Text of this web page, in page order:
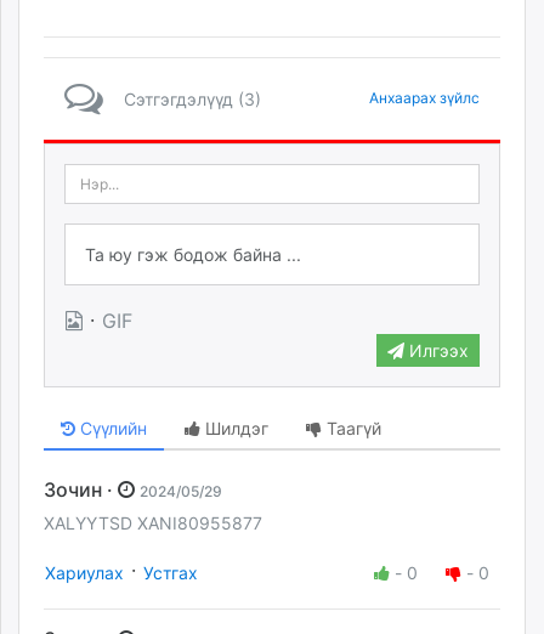
Сэтгэгдэлүүд (3) Анхаарах зүйлс
· GIF
Илгээх
Сүүлийн Шилдэг Таагүй
Зочин · 2024/05/29
XALYYTSD XANI80955877
Хариулах · Устгах - 0 - 0